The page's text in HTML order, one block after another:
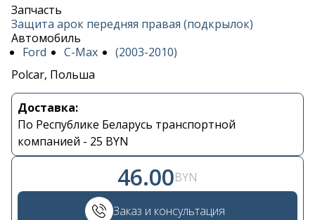
Запчасть
Защита арок передняя правая (подкрылок)
Автомобиль
Ford
C-Max
(2003-2010)
Polcar, Польша
Доставка:
По Республике Беларусь транспортной
компанией - 25 BYN
46.00BYN
Заказ и консультация
Контакты
+375 29 870 15 80
Viber